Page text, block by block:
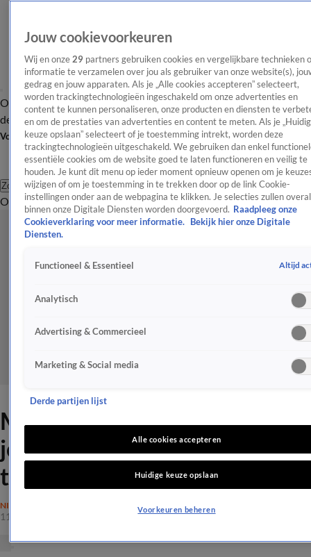
OverzichtAfleveringen Entertainment TV Algemeen
Tip
de redactieNieuwsbrief
Volg Shownieuws
Zoeken
OverzichtEntertainmentSpraakmakendRealityCrimeVideo's
Martijn Fischer wilde stuk
jongere vriendin eerst niet
toelaten
NIEUWS
11 apr 2024, 22:09
Jouw cookievoorkeuren
Wij en onze 29 partners gebruiken cookies en vergelijkbare technieken
informatie te verzamelen over jou als gebruiker van onze website(s),
gedrag en jouw apparaten. Als je „Alle cookies accepteren” selecteert,
worden trackingtechnologieën ingeschakeld om onze advertenties en
content te kunnen personaliseren, onze producten en diensten te
en om de prestaties van advertenties en content te meten. Als je
keuze opslaan” selecteert of je toestemming intrekt, worden deze
trackingtechnologieën uitgeschakeld. We gebruiken dan enkel
essentiële cookies om de website goed te laten functioneren en veilig te
houden. Je kunt dit menu op ieder moment opnieuw openen om je
wijzigen of om je toestemming in te trekken door op de link Cookie-
instellingen onder aan de webpagina te klikken. Je selecties zullen overal
binnen onze Digitale Diensten worden doorgevoerd. Raadpleeg onze
Cookieverklaring voor meer informatie.
Bekijk hier onze Digitale
Diensten.
Functioneel & Essentieel Altijd
Analytisch
Advertising & Commercieel
Marketing & Social media
Derde partijen lijst
Alle cookies accepteren
Huidige keuze opslaan
Voorkeuren beheren